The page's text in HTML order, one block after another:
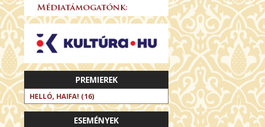
PREMIEREK
HELLÓ, HAIFA! (16)
ESEMÉNYEK